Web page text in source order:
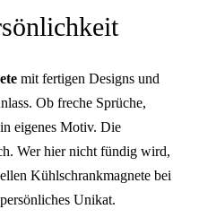
mit fertigen Designs und
Ob freche Sprüche,
eigenes Motiv. Die
Wer hier nicht fündig wird,
Kühlschrankmagnete bei
Unikat.